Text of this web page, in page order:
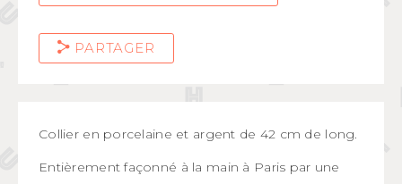
PARTAGER
Collier en porcelaine et argent de 42 cm de long.
Entièrement façonné à la main à Paris par une